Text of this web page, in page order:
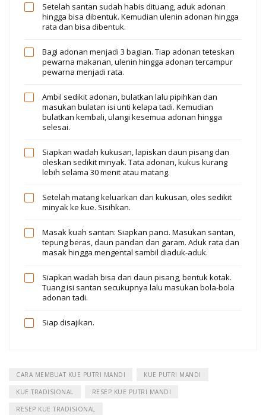
Setelah santan sudah habis dituang, aduk adonan
hingga bisa dibentuk. Kemudian ulenin adonan hingga
rata dan bisa dibentuk.
Bagi adonan menjadi 3 bagian. Tiap adonan teteskan
pewarna makanan, ulenin hingga adonan tercampur
pewarna menjadi rata.
Ambil sedikit adonan, bulatkan lalu pipihkan dan
masukan bulatan isi unti kelapa tadi. Kemudian
bulatkan kembali, ulangi kesemua adonan hingga
selesai.
Siapkan wadah kukusan, lapiskan daun pisang dan
oleskan sedikit minyak. Tata adonan, kukus kurang
lebih selama 30 menit atau matang.
Setelah matang keluarkan dari kukusan, oles sedikit
minyak ke kue. Sisihkan.
Masak kuah santan: Siapkan panci. Masukan santan,
tepung beras, daun pandan dan garam. Aduk rata dan
masak hingga mengental sambil diaduk-aduk.
Siapkan wadah bisa dari daun pisang, bentuk kotak.
Tuang isi santan secukupnya lalu masukan bola-bola
adonan tadi.
Siap disajikan.
CARA MEMBUAT KUE PUTRI MANDI KUE PUTRI MANDI
KUE TRADISIONAL RESEP KUE PUTRI MANDI
RESEP KUE TRADISIONAL